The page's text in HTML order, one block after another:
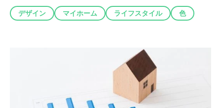
デザイン マイホーム ライフスタイル 色